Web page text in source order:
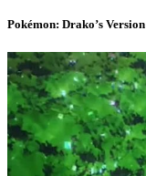
Pokémon: Drako’s Version